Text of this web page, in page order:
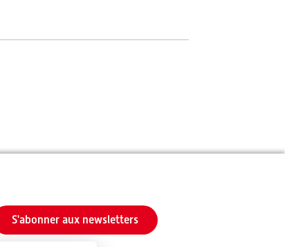
S'abonner aux newsletters